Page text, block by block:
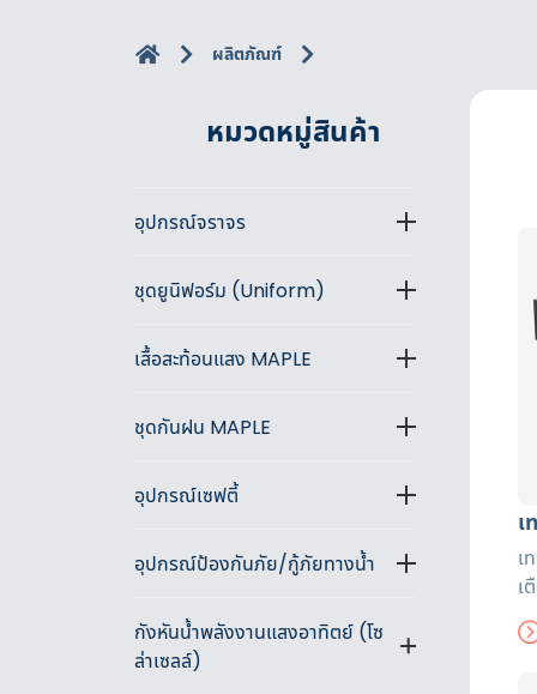
ผลิตภัณฑ์
หมวดหมู่สินค้า
อุปกรณ์จราจร
ชุดยูนิฟอร์ม (Uniform)
เสื้อสะท้อนแสง MAPLE
ชุดกันฝน MAPLE
อุปกรณ์เซฟตี้
อุปกรณ์ป้องกันภัย/กู้ภัยทางน้ำ
กังหันน้ำพลังงานแสงอาทิตย์ (โซ
ล่าเซลล์)
เ
เ
เ